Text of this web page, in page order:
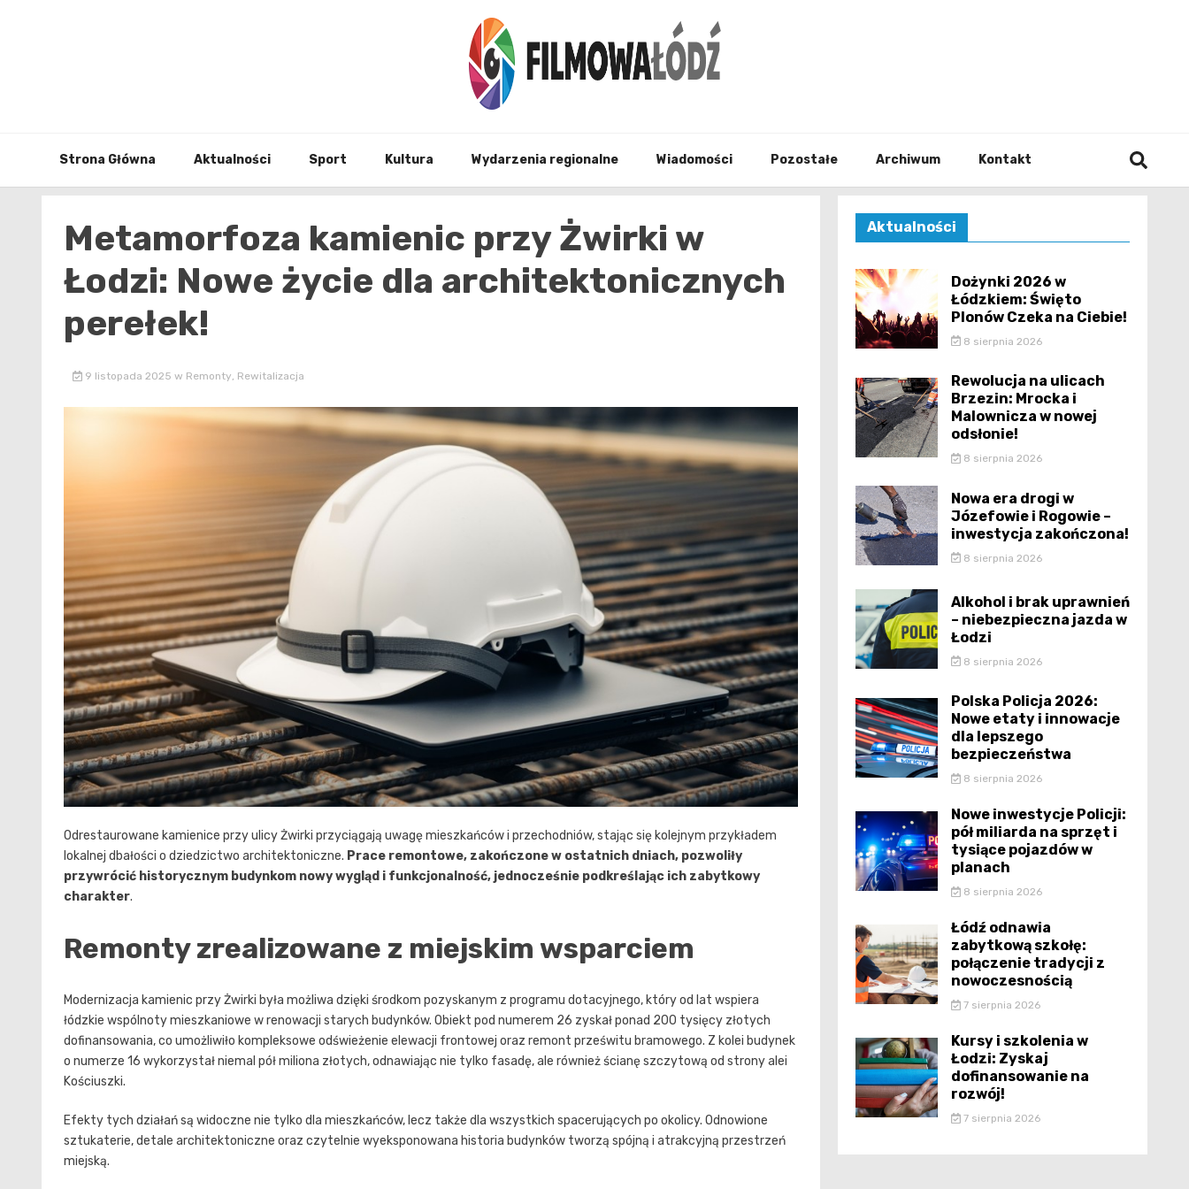
Strona Główna Aktualności Sport Kultura Wydarzenia regionalne Wiadomości Pozostałe Archiwum Kontakt
Metamorfoza kamienic przy Żwirki w
Łodzi: Nowe życie dla architektonicznych
perełek!
9 listopada 2025 w Remonty, Rewitalizacja
Odrestaurowane kamienice przy ulicy Żwirki przyciągają uwagę mieszkańców i przechodniów, stając się kolejnym przykładem
lokalnej dbałości o dziedzictwo architektoniczne. Prace remontowe, zakończone w ostatnich dniach, pozwoliły
przywrócić historycznym budynkom nowy wygląd i funkcjonalność, jednocześnie podkreślając ich zabytkowy
charakter.
Remonty zrealizowane z miejskim wsparciem
Modernizacja kamienic przy Żwirki była możliwa dzięki środkom pozyskanym z programu dotacyjnego, który od lat wspiera
łódzkie wspólnoty mieszkaniowe w renowacji starych budynków. Obiekt pod numerem 26 zyskał ponad 200 tysięcy złotych
dofinansowania, co umożliwiło kompleksowe odświeżenie elewacji frontowej oraz remont prześwitu bramowego. Z kolei budynek
o numerze 16 wykorzystał niemal pół miliona złotych, odnawiając nie tylko fasadę, ale również ścianę szczytową od strony alei
Kościuszki.
Efekty tych działań są widoczne nie tylko dla mieszkańców, lecz także dla wszystkich spacerujących po okolicy. Odnowione
sztukaterie, detale architektoniczne oraz czytelnie wyeksponowana historia budynków tworzą spójną i atrakcyjną przestrzeń
miejską.
Aktualności
Dożynki 2026 w
Łódzkiem: Święto
Plonów Czeka na Ciebie!
8 sierpnia 2026
Rewolucja na ulicach
Brzezin: Mrocka i
Malownicza w nowej
odsłonie!
8 sierpnia 2026
Nowa era drogi w
Józefowie i Rogowie –
inwestycja zakończona!
8 sierpnia 2026
Alkohol i brak uprawnień
– niebezpieczna jazda w
Łodzi
8 sierpnia 2026
Polska Policja 2026:
Nowe etaty i innowacje
dla lepszego
bezpieczeństwa
8 sierpnia 2026
Nowe inwestycje Policji:
pół miliarda na sprzęt i
tysiące pojazdów w
planach
8 sierpnia 2026
Łódź odnawia
zabytkową szkołę:
połączenie tradycji z
nowoczesnością
7 sierpnia 2026
Kursy i szkolenia w
Łodzi: Zyskaj
dofinansowanie na
rozwój!
7 sierpnia 2026